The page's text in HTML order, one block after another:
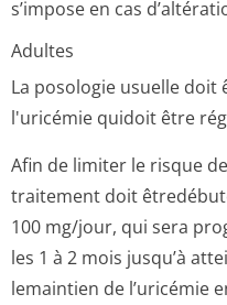
s’impose en cas
Adultes
La posologie usuelle
l'uricémie quidoit être
Afin de limiter le risque
traitement doit
100 mg/jour, qui sera
les 1 à 2 mois jusqu’à
lemaintien de l’uricémie